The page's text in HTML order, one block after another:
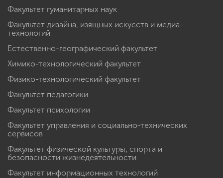
Факультет гуманитарных наук
Факультет дизайна, изящных искусств и медиа-
технологий
Естественно-географический факультет
Химико-технологический факультет
Физико-технологический факультет
Факультет педагогики
Факультет психологии
Факультет управления и социально-технических
сервисов
Факультет физической культуры, спорта и
безопасности жизнедеятельности
Факультет информационных технологий